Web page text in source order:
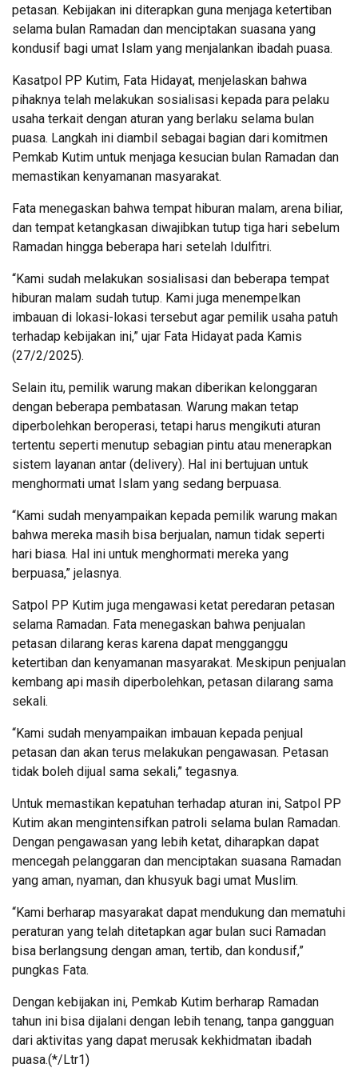
petasan. Kebijakan ini diterapkan guna menjaga ketertiban
selama bulan Ramadan dan menciptakan suasana yang
kondusif bagi umat Islam yang menjalankan ibadah puasa.
Kasatpol PP Kutim, Fata Hidayat, menjelaskan bahwa
pihaknya telah melakukan sosialisasi kepada para pelaku
usaha terkait dengan aturan yang berlaku selama bulan
puasa. Langkah ini diambil sebagai bagian dari komitmen
Pemkab Kutim untuk menjaga kesucian bulan Ramadan dan
memastikan kenyamanan masyarakat.
Fata menegaskan bahwa tempat hiburan malam, arena biliar,
dan tempat ketangkasan diwajibkan tutup tiga hari sebelum
Ramadan hingga beberapa hari setelah Idulfitri.
“Kami sudah melakukan sosialisasi dan beberapa tempat
hiburan malam sudah tutup. Kami juga menempelkan
imbauan di lokasi-lokasi tersebut agar pemilik usaha patuh
terhadap kebijakan ini,” ujar Fata Hidayat pada Kamis
(27/2/2025).
Selain itu, pemilik warung makan diberikan kelonggaran
dengan beberapa pembatasan. Warung makan tetap
diperbolehkan beroperasi, tetapi harus mengikuti aturan
tertentu seperti menutup sebagian pintu atau menerapkan
sistem layanan antar (delivery). Hal ini bertujuan untuk
menghormati umat Islam yang sedang berpuasa.
“Kami sudah menyampaikan kepada pemilik warung makan
bahwa mereka masih bisa berjualan, namun tidak seperti
hari biasa. Hal ini untuk menghormati mereka yang
berpuasa,” jelasnya.
Satpol PP Kutim juga mengawasi ketat peredaran petasan
selama Ramadan. Fata menegaskan bahwa penjualan
petasan dilarang keras karena dapat mengganggu
ketertiban dan kenyamanan masyarakat. Meskipun penjualan
kembang api masih diperbolehkan, petasan dilarang sama
sekali.
“Kami sudah menyampaikan imbauan kepada penjual
petasan dan akan terus melakukan pengawasan. Petasan
tidak boleh dijual sama sekali,” tegasnya.
Untuk memastikan kepatuhan terhadap aturan ini, Satpol PP
Kutim akan mengintensifkan patroli selama bulan Ramadan.
Dengan pengawasan yang lebih ketat, diharapkan dapat
mencegah pelanggaran dan menciptakan suasana Ramadan
yang aman, nyaman, dan khusyuk bagi umat Muslim.
“Kami berharap masyarakat dapat mendukung dan mematuhi
peraturan yang telah ditetapkan agar bulan suci Ramadan
bisa berlangsung dengan aman, tertib, dan kondusif,”
pungkas Fata.
Dengan kebijakan ini, Pemkab Kutim berharap Ramadan
tahun ini bisa dijalani dengan lebih tenang, tanpa gangguan
dari aktivitas yang dapat merusak kekhidmatan ibadah
puasa.(*/Ltr1)